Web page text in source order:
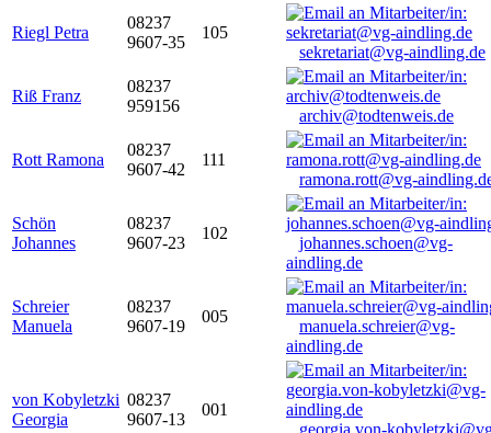
Riegl Petra
08237
9607-35
105
sekretariat@vg-aindling.de
Riß Franz
08237
959156
archiv@todtenweis.de
Rott Ramona
08237
9607-42
111
ramona.rott@vg-
Schön
Johannes
08237
9607-23
102
johannes.schoen@vg-
aindling.de
Schreier
Manuela
08237
9607-19
005
manuela.schreier@vg-
aindling.de
von Kobyletzki
Georgia
08237
9607-13
001